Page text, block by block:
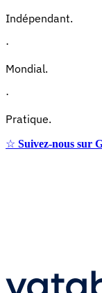
Indépendant.
·
Mondial.
·
Pratique.
☆ Suivez-nous sur